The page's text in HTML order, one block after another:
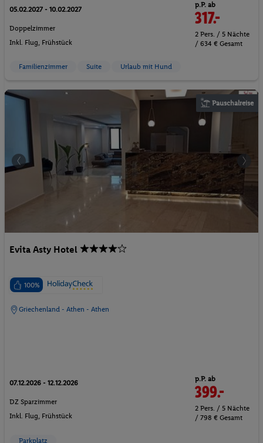
05.02.2027 - 10.02.2027
Doppelzimmer
Inkl. Flug, Frühstück
p.P. ab
317.-
2 Pers. / 5 Nächte
/ 634 € Gesamt
Familienzimmer Suite Urlaub mit Hund
Pauschalreise
Evita Asty Hotel
100%
Griechenland - Athen - Athen
07.12.2026 - 12.12.2026
DZ Sparzimmer
Inkl. Flug, Frühstück
p.P. ab
399.-
2 Pers. / 5 Nächte
/ 798 € Gesamt
Parkplatz